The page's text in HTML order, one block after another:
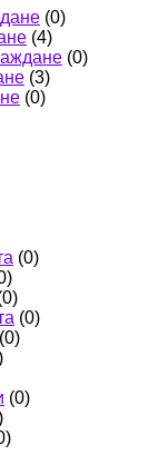
(0)
(4)
(0)
(3)
(0)
(0)
(0)
(0)
(0)